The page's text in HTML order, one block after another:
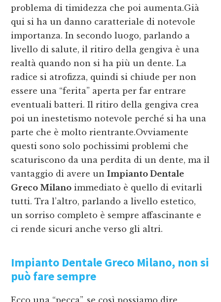
problema di timidezza che poi aumenta.Già
qui si ha un danno caratteriale di notevole
importanza. In secondo luogo, parlando a
livello di salute, il ritiro della gengiva è una
realtà quando non si ha più un dente. La
radice si atrofizza, quindi si chiude per non
essere una “ferita” aperta per far entrare
eventuali batteri. Il ritiro della gengiva crea
poi un inestetismo notevole perché si ha una
parte che è molto rientrante.Ovviamente
questi sono solo pochissimi problemi che
scaturiscono da una perdita di un dente, ma il
vantaggio di avere unImpianto Dentale
Greco Milano immediato è quello di evitarli
tutti. Tra l’altro, parlando a livello estetico,
un sorriso completo è sempre affascinante e
ci rende sicuri anche verso gli altri.
Impianto Dentale Greco Milano, non si
può fare sempre